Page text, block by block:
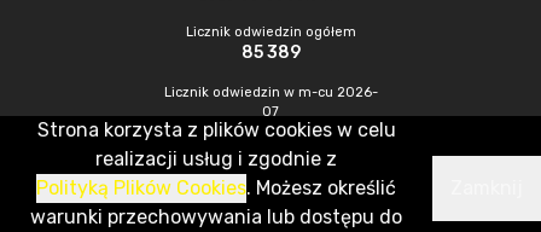
Licznik odwiedzin ogółem
85 389
Licznik odwiedzin w m-cu 2026-
07
156
CMS & Hosting: Nefeni Sp. z o.o.
Strona korzysta z plików cookies w celu
realizacji usług i zgodnie z
Polityką Plików Cookies. Możesz określić
warunki przechowywania lub dostępu do